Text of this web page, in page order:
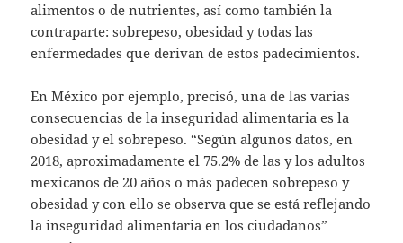
alimentos o de nutrientes, así como también la
contraparte: sobrepeso, obesidad y todas las
enfermedades que derivan de estos padecimientos.
En México por ejemplo, precisó, una de las varias
consecuencias de la inseguridad alimentaria es la
obesidad y el sobrepeso. “Según algunos datos, en
2018, aproximadamente el 75.2% de las y los adultos
mexicanos de 20 años o más padecen sobrepeso y
obesidad y con ello se observa que se está reflejando
la inseguridad alimentaria en los ciudadanos”